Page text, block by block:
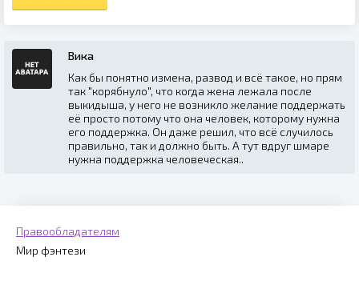
Вика
Как бы понятно измена, развод и всё такое, но прям
так "корябнуло", что когда жена лежала после
выкидыша, у него не возникло желание поддержать
её просто потому что она человек, которому нужна
его поддержка. Он даже решил, что всё случилось
правильно, так и должно быть. А тут вдруг шмаре
нужна поддержка человеческая..
Правообладателям
Мир фэнтези